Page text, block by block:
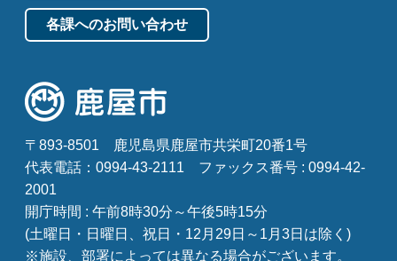
各課へのお問い合わせ
〒893-8501
鹿児島県鹿屋市共栄町20番1号
代表電話：0994-43-2111
ファックス番号 : 0994-42-
2001
開庁時間 : 午前8時30分～午後5時15分
(土曜日・日曜日、祝日・12月29日～1月3日は除く)
※施設、部署によっては異なる場合がございます。